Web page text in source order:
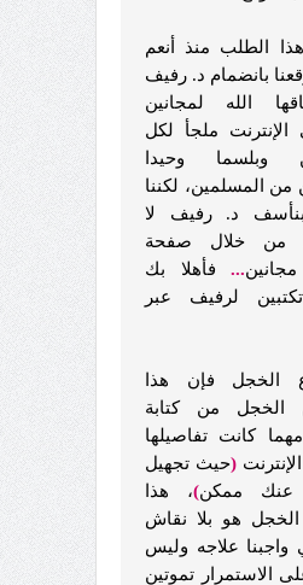
الطلب منذ أنعم
بانضمام د. رفيف
الله لمجانين
ملجأ لكل
وبلسما وحيدا
المسلمين، لكننا
بنأسف د. رفيف لا
من خلال صفحة
...فأهلا بك
لرفيف عبر
الخجل فإن هذا
الخجل من كتابة
كانت تفاصيلها
(حيث تجهيل
ممكن)، هذا
هو بلا نقاش
علاجه وليس
الاستمرار تموتين